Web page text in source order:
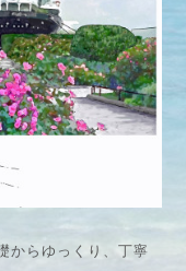
からゆっくり、丁寧